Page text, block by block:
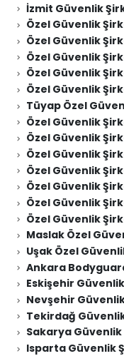
İzmit Güvenlik
Özel Güvenlik
Özel Güvenlik
Özel Güvenlik
Özel Güvenlik
Özel Güvenlik
Tüyap Özel
Özel Güvenlik
Özel Güvenlik
Özel Güvenlik
Özel Güvenlik
Özel Güvenlik
Özel Güvenlik
Özel Güvenlik
Maslak Özel
Uşak Özel
Ankara
Eskişehir
Nevşehir
Tekirdağ
Sakarya
Isparta Güvenlik